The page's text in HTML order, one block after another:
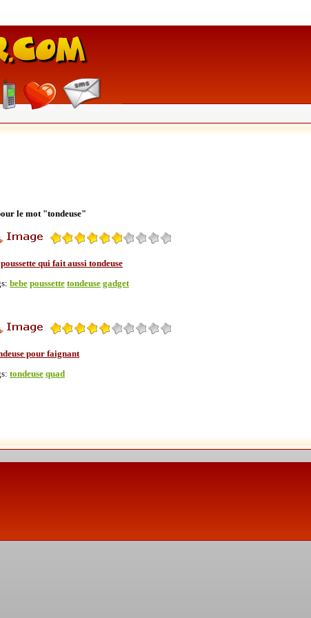
le mot "tondeuse"
qui fait aussi tondeuse
bebe poussette tondeuse gadget
pour faignant
tondeuse quad